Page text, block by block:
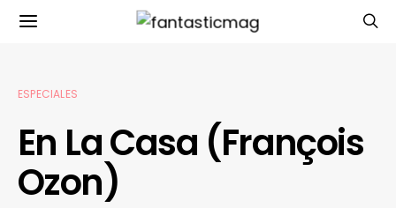
ESPECIALES
En La Casa (François
Ozon)